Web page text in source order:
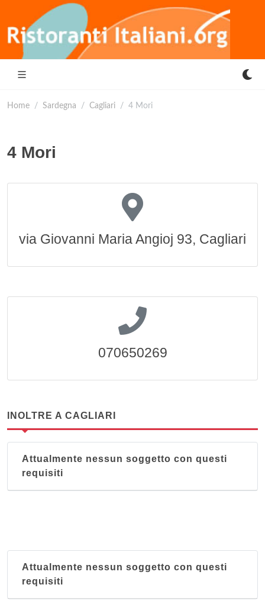
Home Sardegna Cagliari 4 Mori
4 Mori
via Giovanni Maria Angioj 93, Cagliari
070650269
INOLTRE A CAGLIARI
Attualmente nessun soggetto con questi
requisiti
Attualmente nessun soggetto con questi
requisiti